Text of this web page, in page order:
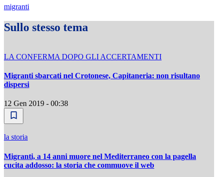
migranti
Sullo stesso tema
LA CONFERMA DOPO GLI ACCERTAMENTI
Migranti sbarcati nel Crotonese, Capitaneria: non risultano
dispersi
12 Gen 2019 - 00:38
la storia
Migranti, a 14 anni muore nel Mediterraneo con la pagella
cucita addosso: la storia che commuove il web